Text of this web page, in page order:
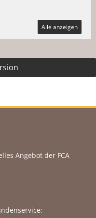
Alle anzeigen
Angebot der FCA